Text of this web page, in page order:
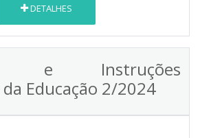
DETALHES
e Instruções
Educação 2/2024